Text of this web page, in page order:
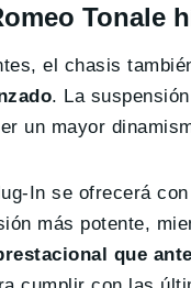
Tonale
el chasis
. La
un mayor
In se ofrecerá
más potente,
que